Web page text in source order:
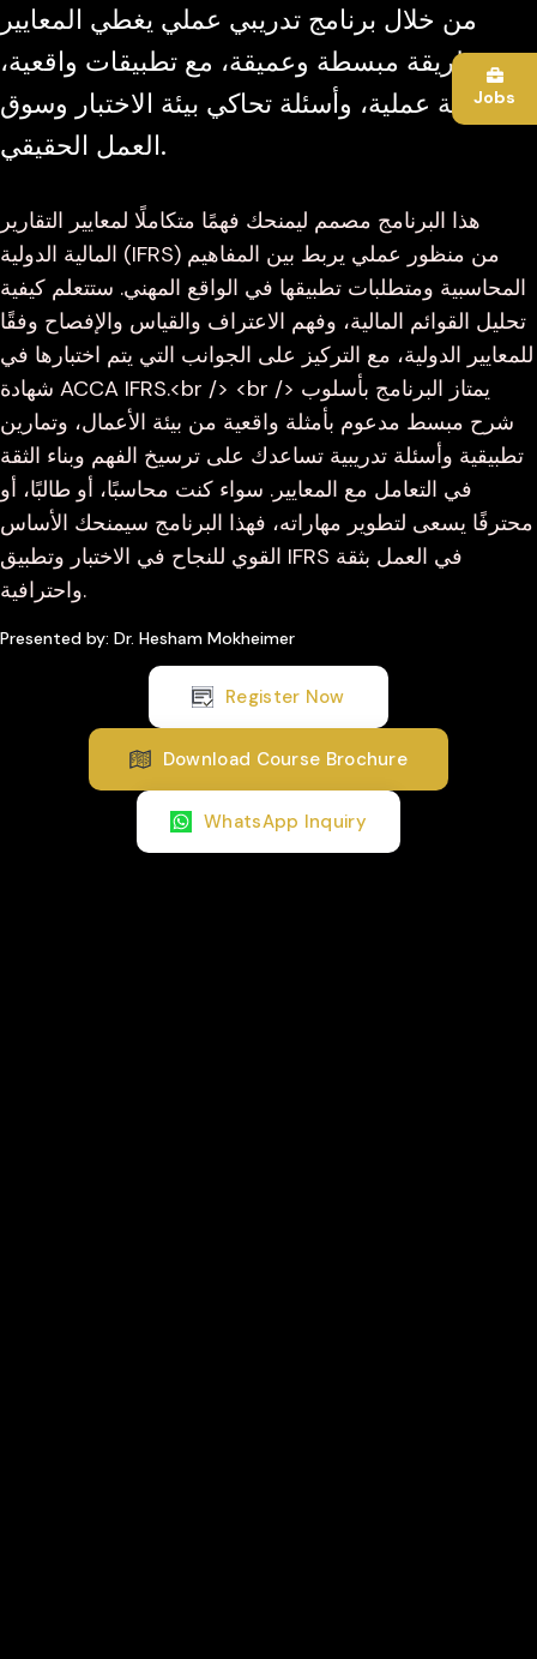
من خلال برنامج تدريبي عملي يغطي المعايير
بطريقة مبسطة وعميقة، مع تطبيقات واقعية،
أمثلة عملية، وأسئلة تحاكي بيئة الاختبار وسوق
العمل الحقيقي.
هذا البرنامج مصمم ليمنحك فهمًا متكاملًا لمعايير التقارير
المالية الدولية (IFRS) من منظور عملي يربط بين المفاهيم
المحاسبية ومتطلبات تطبيقها في الواقع المهني. ستتعلم كيفية
تحليل القوائم المالية، وفهم الاعتراف والقياس والإفصاح وفقًا
للمعايير الدولية، مع التركيز على الجوانب التي يتم اختبارها في
شهادة ACCA IFRS.<br /> <br /> يمتاز البرنامج بأسلوب
شرح مبسط مدعوم بأمثلة واقعية من بيئة الأعمال، وتمارين
تطبيقية وأسئلة تدريبية تساعدك على ترسيخ الفهم وبناء الثقة
في التعامل مع المعايير. سواء كنت محاسبًا، أو طالبًا، أو
محترفًا يسعى لتطوير مهاراته، فهذا البرنامج سيمنحك الأساس
القوي للنجاح في الاختبار وتطبيق IFRS في العمل بثقة
واحترافية.
Presented by: Dr. Hesham Mokheimer
Register Now
Download Course Brochure
WhatsApp Inquiry
Jobs